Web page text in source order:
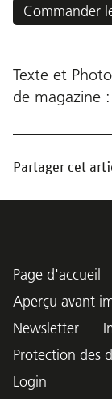
Commander
Texte et
de magazine :
Partager cet
Page d'accueil
Aperçu avant
Newsletter
Protection des
Login